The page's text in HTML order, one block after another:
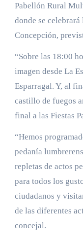
Pabellón Rural
donde se
Concepción,
“Sobre las 18:00
imagen desde La
Esparragal. Y, al
castillo de fuegos
final a las Fiestas
“Hemos
pedanía
repletas de actos
para todos los
ciudadanos y
de las diferentes
concejal.